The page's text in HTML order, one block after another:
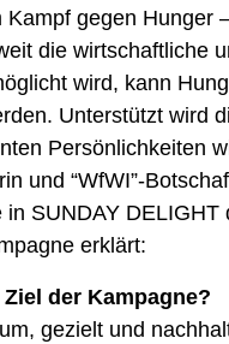
Kampf gegen Hunger
die wirtschaftliche
wird, kann
Unterstützt wird
Persönlichkeiten
und “WfWI”-
in SUNDAY DELIGHT
erklärt:
der Kampagne?
gezielt und